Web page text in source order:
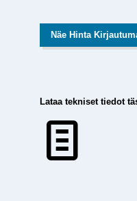
Näe Hinta
Lataa tekniset tiedot